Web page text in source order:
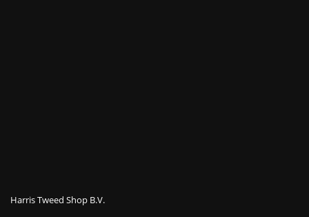
Harris Tweed Shop B.V.